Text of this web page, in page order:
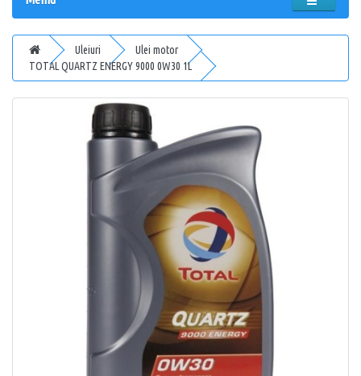
Uleiuri
Ulei motor
TOTAL QUARTZ ENERGY 9000 0W30 1L